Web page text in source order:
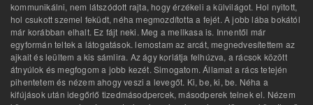
kommunikálni, nem látszódott rajta, hogy érzékeli a külvilágot. Hol nyitott,
hol csukott szemel feküdt, néha megmozdította a fejét. A jobb lába bokától
már korábban elhalt. Ez fájt neki. Meg a mellkasa is. Innentől már
egyformán teltek a látogatások. lemostam az arcát, megnedvesítettem az
ajkait és leültem a kis sámlira. Az ágy korlátja felhúzva, a rácsok között
átnyúlok és megfogom a jobb kezét. Simogatom. Államat a rács tetején
pihentetem és nézem ahogy veszi a levegőt. Ki, be, ki, be. Néha a
kifújások után idegőrlő tizedmásodpercek, másodperek telnek el. Nézem